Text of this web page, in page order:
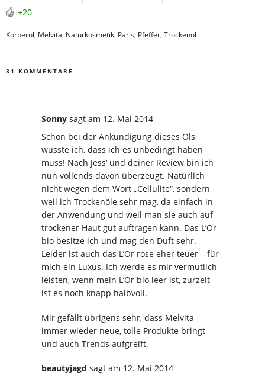
+20
Körperöl, Melvita, Naturkosmetik, Paris, Pfeffer, Trockenöl
31 KOMMENTARE
Sonny sagt am 12. Mai 2014
Schon bei der Ankündigung dieses Öls
wusste ich, dass ich es unbedingt haben
muss! Nach Jess‘ und deiner Review bin ich
nun vollends davon überzeugt. Natürlich
nicht wegen dem Wort „Cellulite“, sondern
weil ich Trockenöle sehr mag, da einfach in
der Anwendung und weil man sie auch auf
trockener Haut gut auftragen kann. Das L’Or
bio besitze ich und mag den Duft sehr.
Leider ist auch das L’Or rose eher teuer – für
mich ein Luxus. Ich werde es mir vermutlich
leisten, wenn mein L’Or bio leer ist, zurzeit
ist es noch knapp halbvoll.
Mir gefällt übrigens sehr, dass Melvita
immer wieder neue, tolle Produkte bringt
und auch Trends aufgreift.
beautyjagd sagt am 12. Mai 2014